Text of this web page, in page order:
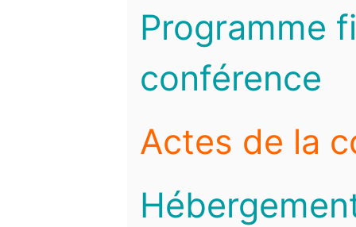
Programme
conférence
Actes de la